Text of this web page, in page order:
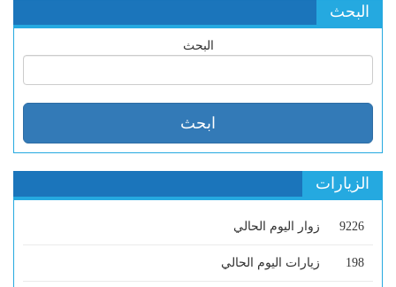
البحث
البحث
الزيارات
9226 زوار اليوم الحالي
198 زيارات اليوم الحالي